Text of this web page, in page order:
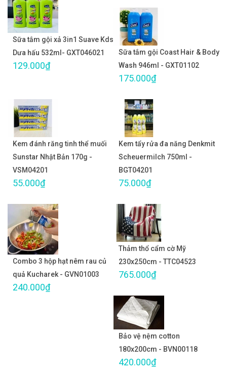
Sữa tắm gội xả 3in1 Suave Kds
Dưa hấu 532ml- GXT046021
129.000₫
Sữa tắm gội Coast Hair & Body
Wash 946ml - GXT01102
175.000₫
Kem đánh răng tinh thể muối
Sunstar Nhật Bản 170g -
VSM04201
55.000₫
Kem tẩy rửa đa năng Denkmit
Scheuermilch 750ml -
BGT04201
75.000₫
Combo 3 hộp hạt nêm rau củ
quả Kucharek - GVN01003
240.000₫
Thảm thổ cẩm cờ Mỹ
230x250cm - TTC04523
765.000₫
Bảo vệ nệm cotton
180x200cm - BVN00118
420.000₫